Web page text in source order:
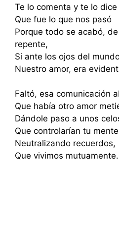
Te lo comenta y te lo
Que fue lo que nos pasó
Porque todo se acabó,
repente,
Si ante los ojos del
Nuestro amor, era
Faltó, esa comunicación
Que había otro amor
Dándole paso a unos
Que controlarían tu
Neutralizando recuerdos,
Que vivimos